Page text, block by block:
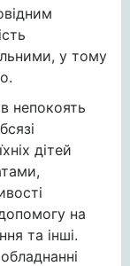
у тому
непокоять
дітей
на
та інші.